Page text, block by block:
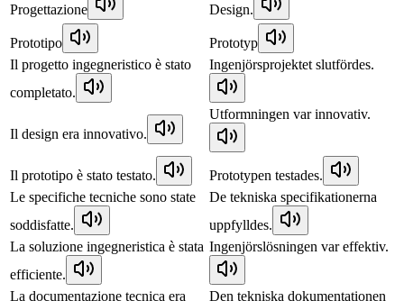
Progettazione Design.
Prototipo
Prototyp
Il progetto ingegneristico è stato
completato.
Ingenjörsprojektet slutfördes.
Il design era innovativo.
Utformningen var innovativ.
Il prototipo è stato testato.
Prototypen testades.
Le specifiche tecniche sono state
soddisfatte.
De tekniska specifikationerna
uppfylldes.
La soluzione ingegneristica è stata
efficiente.
Ingenjörslösningen var effektiv.
La documentazione tecnica era
Den tekniska dokumentationen